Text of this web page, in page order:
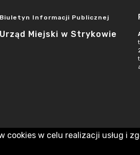
Biuletyn Informacji Publicznej
Urząd Miejski w Strykowie
cookies w celu realizacji usług i